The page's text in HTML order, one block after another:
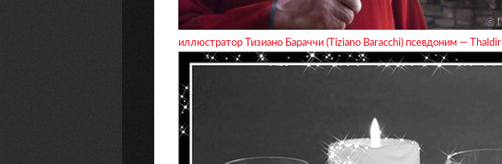
иллюстратор Тизиано Бараччи (Tiziano Baracchi) псевдоним — Thaldir